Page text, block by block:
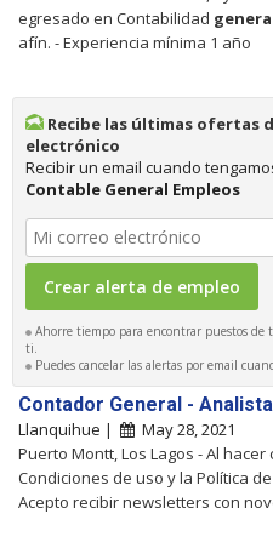
egresado en Contabilidad
afín. - Experiencia mínima 1 año
Recibe las últimas ofertas
electrónico
Recibir un email cuando
Contable General Empleos
Ahorre tiempo para encontrar puestos de
ti.
Puedes cancelar las alertas por email
Contador General -
Llanquihue |
May 28, 2021
Puerto Montt, Los Lagos - Al hacer
Condiciones de uso y la Política
Acepto recibir newsletters con